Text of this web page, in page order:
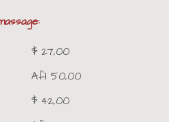
$ 27,00
Afl 50,00
$ 42,00